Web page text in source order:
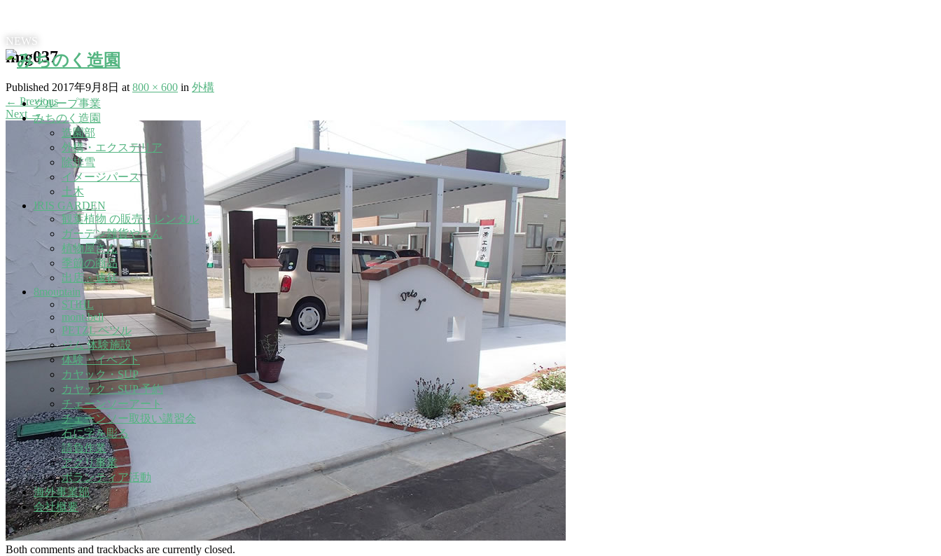
グループ事業
みちのく造園
造園部
外構・エクステリア
除排雪
イメージパース
土木
IRIS GARDEN
観葉植物 の販売・レンタル
ガーデン雑貨やさん
植物屋さん
季節の商品
出店・遠征
8mountain
STIHL
mont-bell
PETZL ペツル
ジム 体験施設
体験・イベント
カヤック・SUP
カヤック・SUP 予約
チェーンソーアート
チェーンソー取扱い講習会
石に字を彫る
請負作業
アグリ事業
ボランティア活動
海外事業部
会社概要
NEWS
img037
Published 2017年9月8日 at 800 × 600 in 外構
← Previous
Next →
Both comments and trackbacks are currently closed.